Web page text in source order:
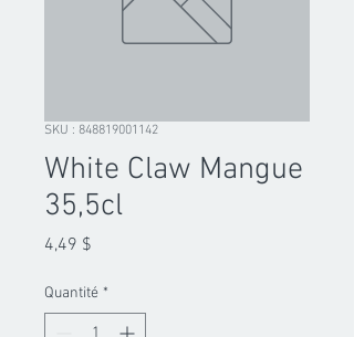
SKU : 848819001142
White Claw Mangue
35,5cl
4,49 $
Quantité *